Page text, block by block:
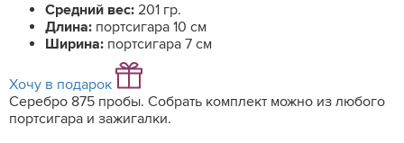
Средний вес: 201 гр.
Длина: портсигара 10 см
Ширина: портсигара 7 см
Хочу в подарок
Серебро 875 пробы. Собрать комплект можно из любого
портсигара и зажигалки.